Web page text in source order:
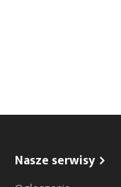
Nasze serwisy